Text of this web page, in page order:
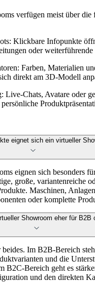
verfügen meist über die
Klickbare Infopunkte
oder
Farben, Materialien
direkt am 3D-Modell
Live-Chats, Avatare oder
eignet sich ein virtueller
eignen sich besonders
große, variantenreiche
Maschinen,
oder komplette
Showroom eher für B2B
Im B2B-Bereich
und die
B2C-Bereich geht es
und den direkten